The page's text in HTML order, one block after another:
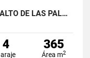
VENTA HERMOSA CASA EN EL ALTO DE LAS PALMAS, EL POBLADO
4 365
Área m2